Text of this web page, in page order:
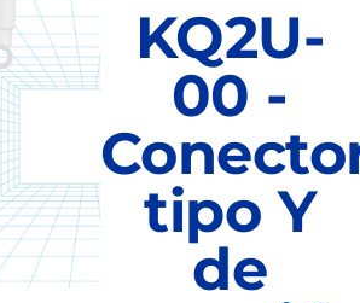
KQ2U-
00 -
tipo Y
de